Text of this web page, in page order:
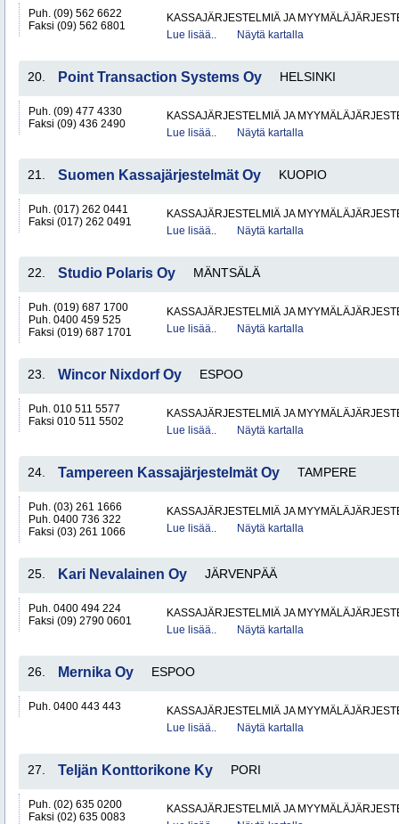
Puh. (09) 562 6622
Faksi (09) 562 6801
KASSAJÄRJESTELMIÄ JA
Lue lisää..
Näytä kartalla
20. Point Transaction Systems Oy HELSINKI
Puh. (09) 477 4330
Faksi (09) 436 2490
KASSAJÄRJESTELMIÄ JA
Lue lisää..
Näytä kartalla
21. Suomen Kassajärjestelmät Oy KUOPIO
Puh. (017) 262 0441
Faksi (017) 262 0491
KASSAJÄRJESTELMIÄ JA
Lue lisää..
Näytä kartalla
22. Studio Polaris Oy MÄNTSÄLÄ
Puh. (019) 687 1700
Puh. 0400 459 525
Faksi (019) 687 1701
KASSAJÄRJESTELMIÄ JA
Lue lisää..
Näytä kartalla
23. Wincor Nixdorf Oy ESPOO
Puh. 010 511 5577
Faksi 010 511 5502
KASSAJÄRJESTELMIÄ JA
Lue lisää..
Näytä kartalla
24. Tampereen Kassajärjestelmät Oy TAMPERE
Puh. (03) 261 1666
Puh. 0400 736 322
Faksi (03) 261 1066
KASSAJÄRJESTELMIÄ JA
Lue lisää..
Näytä kartalla
25. Kari Nevalainen Oy JÄRVENPÄÄ
Puh. 0400 494 224
Faksi (09) 2790 0601
KASSAJÄRJESTELMIÄ JA
Lue lisää..
Näytä kartalla
26. Mernika Oy ESPOO
Puh. 0400 443 443
KASSAJÄRJESTELMIÄ JA
Lue lisää..
Näytä kartalla
27. Teljän Konttorikone Ky PORI
Puh. (02) 635 0200
Faksi (02) 635 0083
KASSAJÄRJESTELMIÄ JA